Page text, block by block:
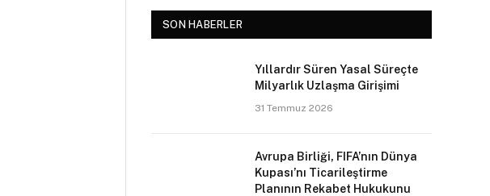
SON HABERLER
Yıllardır Süren Yasal Süreçte
Milyarlık Uzlaşma Girişimi
31 Temmuz 2026
Avrupa Birliği, FIFA’nın Dünya
Kupası’nı Ticarileştirme
Planının Rekabet Hukukunu